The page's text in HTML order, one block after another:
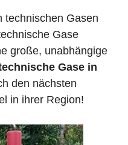
technischen Gasen
Gase
große, unabhängige
Gase in
den nächsten
in ihrer Region!